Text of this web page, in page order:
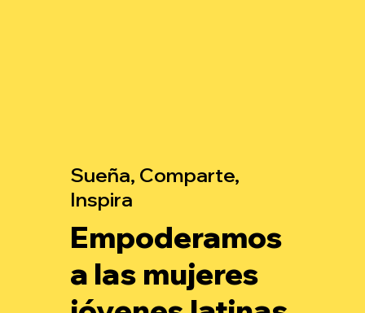
Sueña, Comparte,
Inspira
Empoderamos
a las mujeres